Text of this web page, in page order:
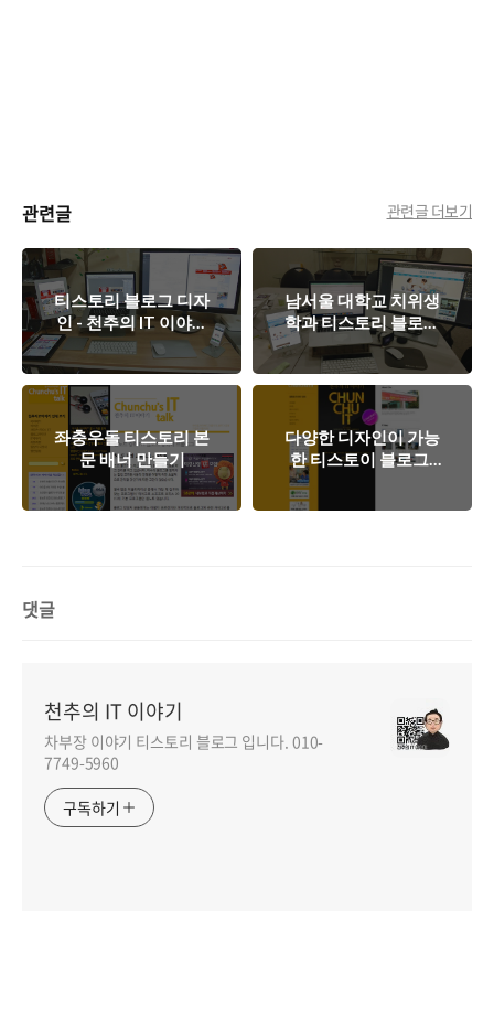
관련글 관련글 더보기
티스토리 블로그 디자
인 - 천추의 IT 이야기
블로그 디자인
남서울 대학교 치위생
학과 티스토리 블로그
디자인 [블로그형 홈
페이지 포트폴리오]
좌충우돌 티스토리 본
문 배너 만들기
다양한 디자인이 가능
한 티스토이 블로그!
디자인에 빠지다.
댓글
천추의 IT 이야기
차부장 이야기 티스토리 블로그 입니다. 010-
7749-5960
구독하기